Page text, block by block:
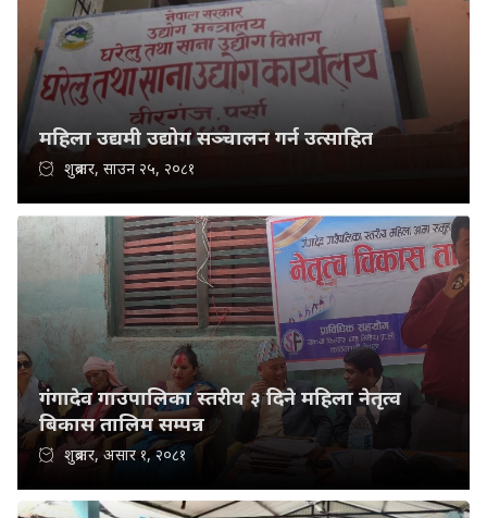
महिला उद्यमी उद्योग सञ्चालन गर्न उत्साहित
शुक्रबार, साउन २५, २०८१
गंगादेव गाउपालिका स्तरीय ३ दिने महिला नेतृत्व
बिकास तालिम सम्पन्न
शुक्रबार, असार १, २०८१